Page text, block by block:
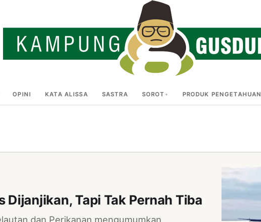
OPINI KATA ALISSA SASTRA SOROT PRODUK PENGETAHUAN
Dijanjikan, Tapi Tak Pernah Tiba
dan Perikanan mengumumkan